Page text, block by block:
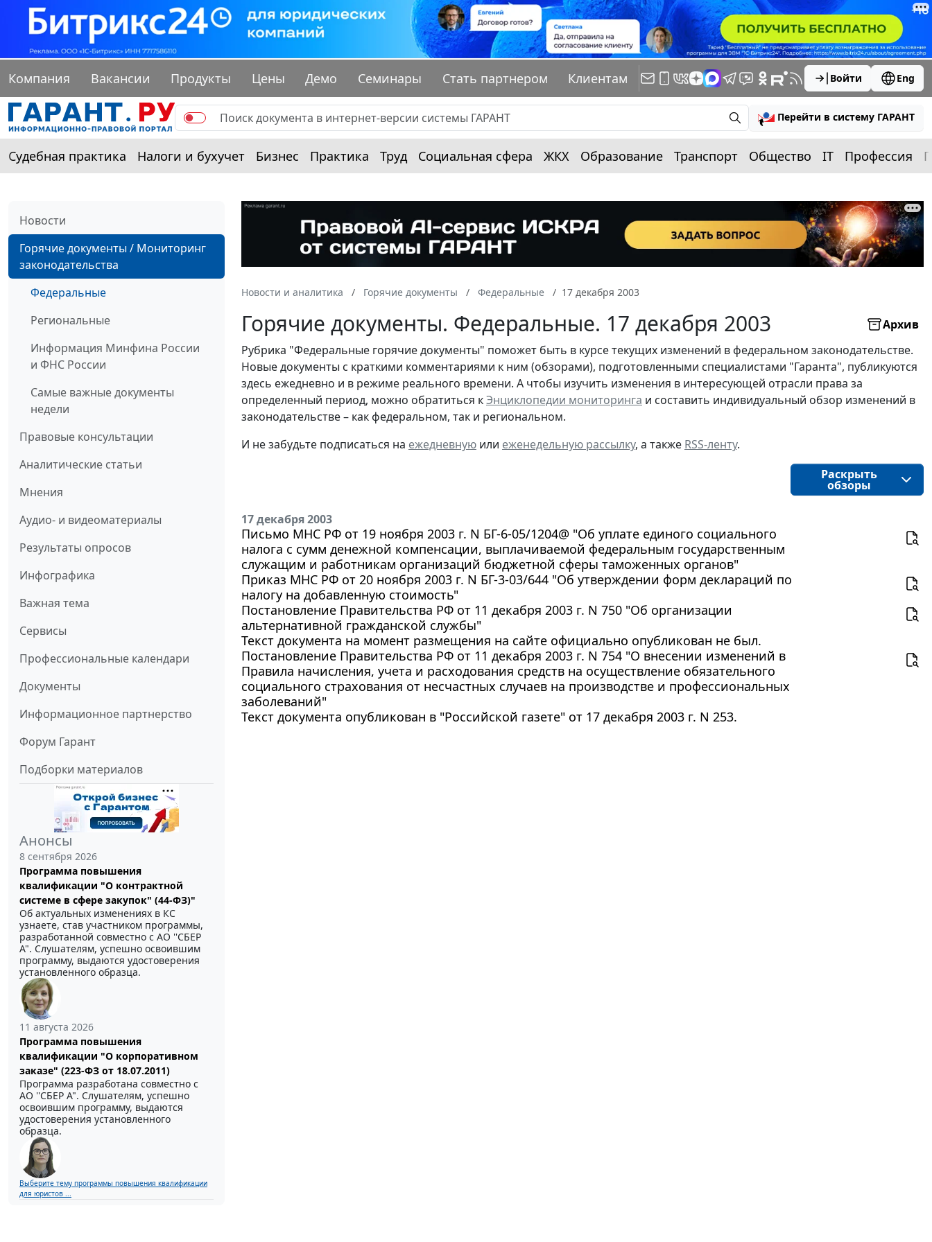
Компания Вакансии Продукты Цены Демо Семинары Стать партнером Клиентам Войти Eng
Перейти в систему ГАРАНТ
Судебная практика Налоги и бухучет Бизнес Практика Труд Социальная сфера ЖКХ Образование Транспорт Общество IT Профессия
Новости
Горячие документы / Мониторинг
законодательства
Федеральные
Региональные
Информация Минфина России
и ФНС России
Самые важные документы
недели
Правовые консультации
Аналитические статьи
Мнения
Аудио- и видеоматериалы
Результаты опросов
Инфографика
Важная тема
Сервисы
Профессиональные календари
Документы
Информационное партнерство
Форум Гарант
Подборки материалов
Анонсы
8 сентября 2026
Программа повышения
квалификации "О контрактной
системе в сфере закупок" (44-ФЗ)"
Об актуальных изменениях в КС
узнаете, став участником программы,
разработанной совместно с АО ''СБЕР
А". Слушателям, успешно освоившим
программу, выдаются удостоверения
установленного образца.
11 августа 2026
Программа повышения
квалификации "О корпоративном
заказе" (223-ФЗ от 18.07.2011)
Программа разработана совместно с
АО ''СБЕР А". Слушателям, успешно
освоившим программу, выдаются
удостоверения установленного
образца.
Выберите тему программы повышения квалификации
для юристов ...
Новости и аналитика Горячие документы Федеральные 17 декабря 2003
Горячие документы. Федеральные. 17 декабря 2003
Архив
Рубрика "Федеральные горячие документы" поможет быть в курсе текущих изменений в федеральном законодательстве.
Новые документы с краткими комментариями к ним (обзорами), подготовленными специалистами "Гаранта", публикуются
здесь ежедневно и в режиме реального времени. А чтобы изучить изменения в интересующей отрасли права за
определенный период, можно обратиться кЭнциклопедии мониторинга и составить индивидуальный обзор изменений в
законодательстве – как федеральном, так и региональном.
И не забудьте подписаться на ежедневную или еженедельную рассылку, а также RSS-ленту.
Раскрыть
обзоры
17 декабря 2003
Письмо МНС РФ от 19 ноября 2003 г. N БГ-6-05/1204@ "Об уплате единого социального
налога с сумм денежной компенсации, выплачиваемой федеральным государственным
служащим и работникам организаций бюджетной сферы таможенных органов"
Приказ МНС РФ от 20 ноября 2003 г. N БГ-3-03/644 "Об утверждении форм деклараций по
налогу на добавленную стоимость"
Постановление Правительства РФ от 11 декабря 2003 г. N 750 "Об организации
альтернативной гражданской службы"
Текст документа на момент размещения на сайте официально опубликован не был.
Постановление Правительства РФ от 11 декабря 2003 г. N 754 "О внесении изменений в
Правила начисления, учета и расходования средств на осуществление обязательного
социального страхования от несчастных случаев на производстве и профессиональных
заболеваний"
Текст документа опубликован в "Российской газете" от 17 декабря 2003 г. N 253.